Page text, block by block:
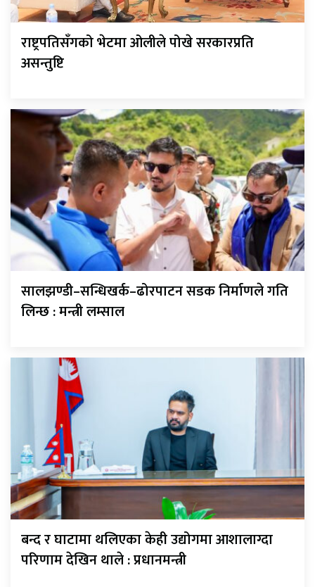
राष्ट्रपतिसँगको भेटमा ओलीले पोखे सरकारप्रति
असन्तुष्टि
सालझण्डी–सन्धिखर्क–ढोरपाटन सडक निर्माणले गति
लिन्छ : मन्त्री लम्साल
बन्द र घाटामा थलिएका केही उद्योगमा आशालाग्दा
परिणाम देखिन थाले : प्रधानमन्त्री